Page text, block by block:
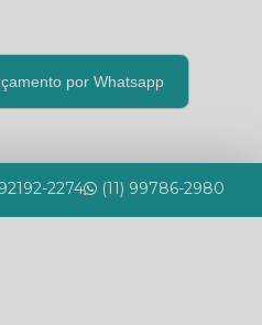
por Whatsapp
2274 (11) 99786-2980